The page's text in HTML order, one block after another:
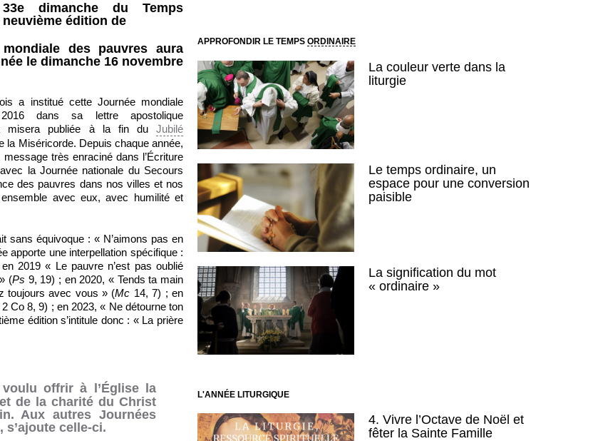
dimanche du Temps
neuvième édition de
des pauvres aura
le dimanche 16 novembre
a institué cette Journée mondiale
dans sa lettre apostolique
misera publiée à la fin du Jubilé
la Miséricorde. Depuis chaque année,
très enraciné dans l’Écriture
la Journée nationale du Secours
des pauvres dans nos villes et nos
avec eux, avec humilité et
sans équivoque : « N’aimons pas en
apporte une interpellation spécifique :
2019 « Le pauvre n’est pas oublié
(Ps 9, 19) ; en 2020, « Tends ta main
toujours avec vous » (Mc 14, 7) ; en
Co 8, 9) ; en 2023, « Ne détourne ton
édition s’intitule donc : « La prière
offrir à l’Église la
de la charité du Christ
Aux autres Journées
celle-ci.
APPROFONDIR LE TEMPS ORDINAIRE
La couleur verte dans la
liturgie
Le temps ordinaire, un
espace pour une conversion
paisible
La signification du mot
« ordinaire »
L'ANNÉE LITURGIQUE
4. Vivre l’Octave de Noël et
fêter la Sainte Famille